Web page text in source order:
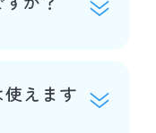
えます